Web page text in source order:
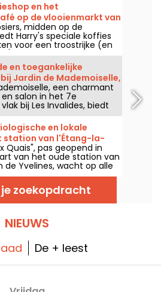
en het
op de vlooienmarkt van
midden op de
Harry's speciale koffies
voor een troostrijke (en
pauze tijdens je bezoek
en toegankelijke
Jardin de Mademoiselle,
7e
een charmant
salon in het 7e
bij Les Invalides, biedt
tea time die
jouw wensen en budget.
de verschillende tea
ontdekken in haar
ongeacht het seizoen.
en lokale
station van l'Étang-la-
Yvelines
Quais", pas geopend in
van het oude station van
de Yvelines, wacht op alle
en zondagse
te verwennen met
producten, allemaal
zoekopdracht
NIEUWS
De + leest